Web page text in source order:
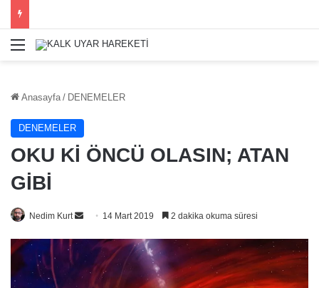
Menü
Anasayfa / DENEMELER
DENEMELER
OKU Kİ ÖNCÜ OLASIN; ATAN
GİBİ
Nedim Kurt
Bir
posta
göndermek
14 Mart 2019 2 dakika okuma süresi